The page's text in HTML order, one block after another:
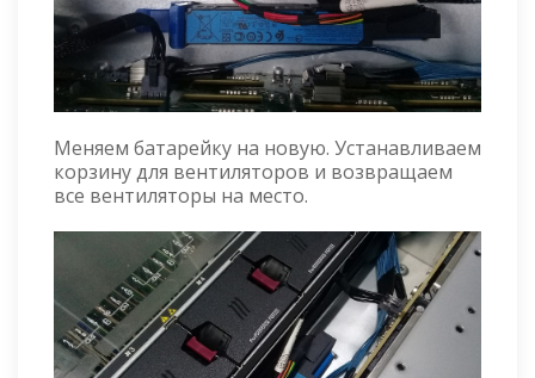
Меняем батарейку на новую. Устанавливаем
корзину для вентиляторов и возвращаем
все вентиляторы на место.